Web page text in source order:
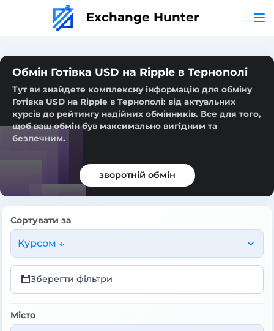
Exchange Hunter
Обмін Готівка USD на Ripple в Тернополі
Тут ви знайдете комплексну інформацію для обміну
Готівка USD на Ripple в Тернополі: від актуальних
курсів до рейтингу надійних обмінників. Все для того,
щоб ваш обмін був максимально вигідним та
безпечним.
зворотній обмін
Сортувати за
Курсом ↓
Зберегти фільтри
Місто